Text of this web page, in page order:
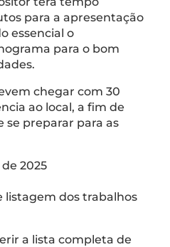
para a apresentação
essencial o
para o bom
chegar com 30
ao local, a fim de
se preparar para as
2025
listagem dos trabalhos
a lista completa de